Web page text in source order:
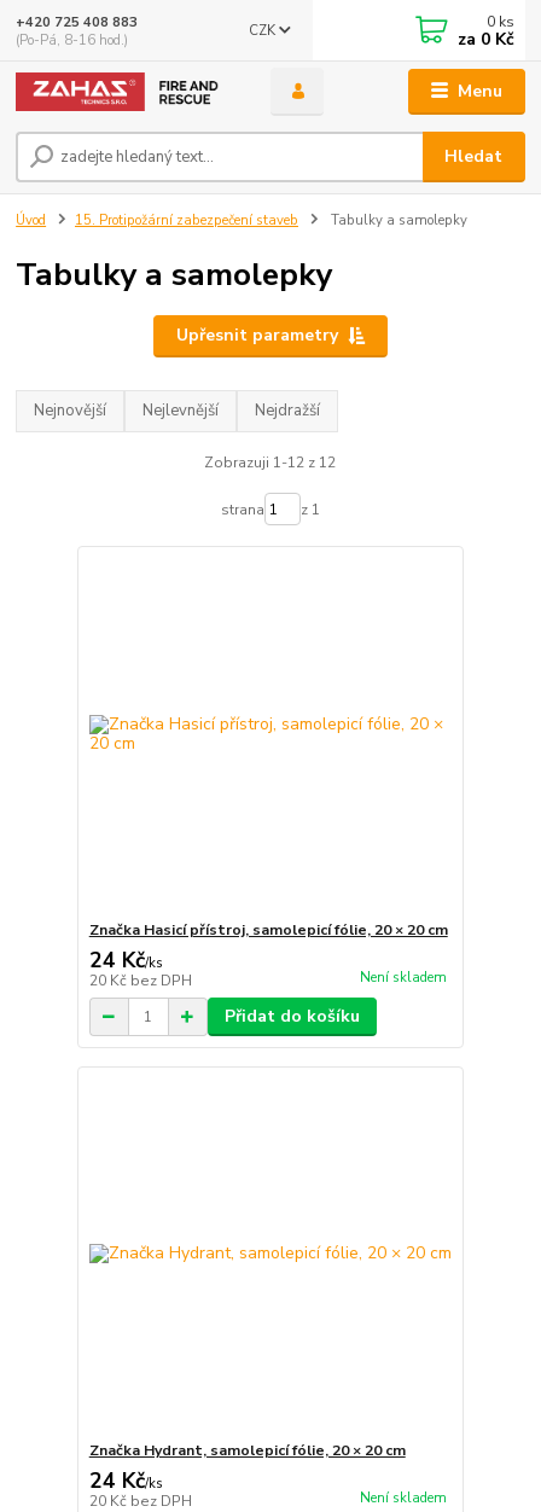
Menu
CZK
Hledat
+420 725 408 883
(Po-Pá, 8-16 hod.)
0 ks
za 0 Kč
Úvod 15. Protipožární zabezpečení staveb Tabulky a samolepky
Tabulky a samolepky
Upřesnit parametry
Nejnovější Nejlevnější Nejdražší
Zobrazuji 1-12 z 12
strana z 1
Značka Hasicí přístroj, samolepicí fólie, 20 × 20 cm
24 Kč/ks
20 Kč bez DPH Není skladem
Přidat do košíku
Značka Hydrant, samolepicí fólie, 20 × 20 cm
24 Kč/ks
20 Kč bez DPH Není skladem